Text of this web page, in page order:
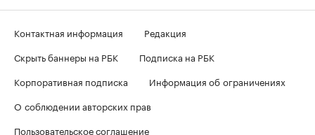
Контактная информация
Редакция
Скрыть баннеры на РБК
Подписка на РБК
Корпоративная подписка
Информация об ограничениях
О соблюдении авторских прав
Пользовательское соглашение